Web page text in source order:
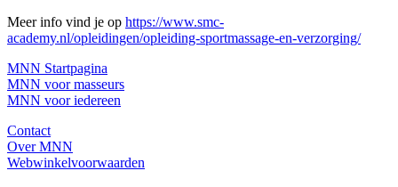
Meer info vind je op https://www.smc-
academy.nl/opleidingen/opleiding-sportmassage-en-verzorging/
MNN Startpagina
MNN voor masseurs
MNN voor iedereen
Contact
Over MNN
Webwinkelvoorwaarden